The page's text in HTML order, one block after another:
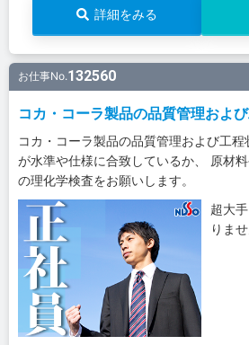
詳細をみる
お仕事No.132560
コカ・コーラ製品の品質管理およ
コカ・コーラ製品の品質管理および工
が水準や仕様に合致しているか、 原材
の理化学検査をお願いします。
超大
りま